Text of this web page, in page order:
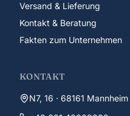
Versand & Lieferung
Kontakt & Beratung
Fakten zum Unternehmen
KONTAKT
N7, 16 · 68161 Mannheim